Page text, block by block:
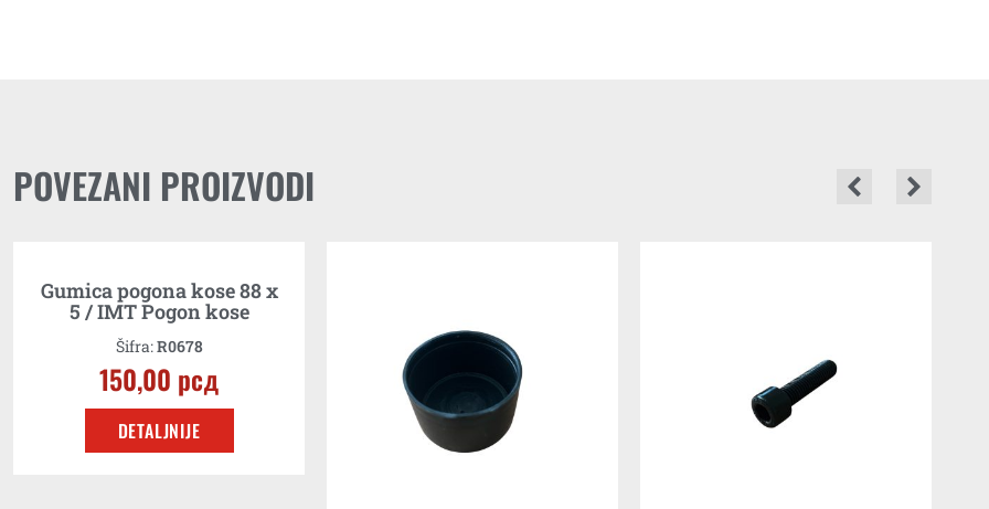
POVEZANI PROIZVODI
Gumica pogona kose 88 x
5 / IMT Pogon kose
Šifra:R0678
150,00 рсд
DETALJNIJE